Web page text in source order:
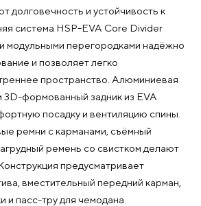
долговечность и устойчивость к
система HSP-EVA Core Divider
модульными перегородками надёжно
и позволяет легко
пространство. Алюминиевая
3D-формованный задник из EVA
посадку и вентиляцию спины.
ремни с карманами, съёмный
ремень со свистком делают
предусматривает
вместительный передний карман,
и пасс-тру для чемодана.